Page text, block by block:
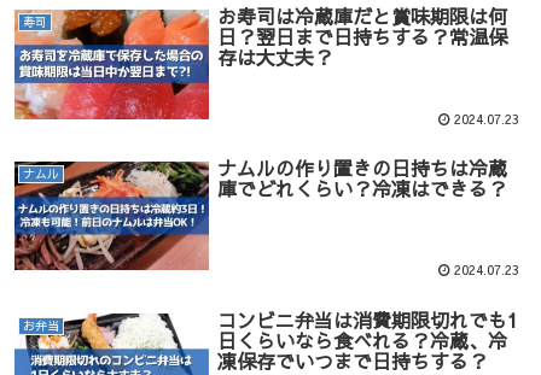
寿司 お寿司は冷蔵庫だと賞味期限は何
日？翌日まで日持ちする？常温保
存は大丈夫？
2024.07.23
ナムル ナムルの作り置きの日持ちは冷蔵
庫でどれくらい？冷凍はできる？
2024.07.23
お弁当 コンビニ弁当は消費期限切れでも1
日くらいなら食べれる？冷蔵、冷
凍保存でいつまで日持ちする？